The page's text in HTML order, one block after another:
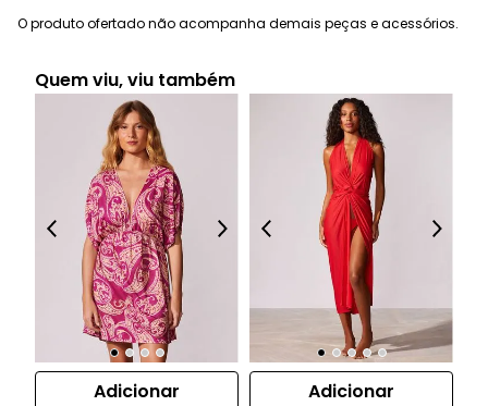
O produto ofertado não acompanha demais peças e acessórios.
Quem viu, viu também
Adicionar Adicionar